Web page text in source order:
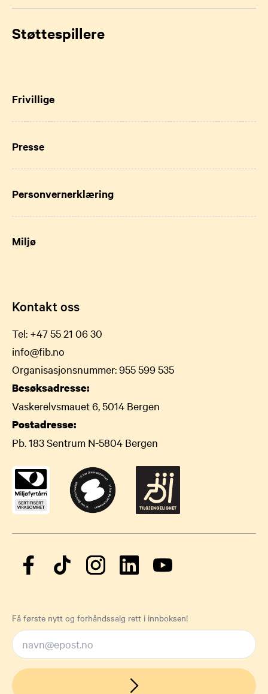
Støttespillere
Frivillige
Presse
Personvernerklæring
Miljø
Kontakt oss
Tel: +47 55 21 06 30
info@fib.no
Organisasjonsnummer: 955 599 535
Besøksadresse:
Vaskerelvsmauet 6, 5014 Bergen
Postadresse:
Pb. 183 Sentrum N-5804 Bergen
Få første nytt og forhåndssalg rett i innboksen!